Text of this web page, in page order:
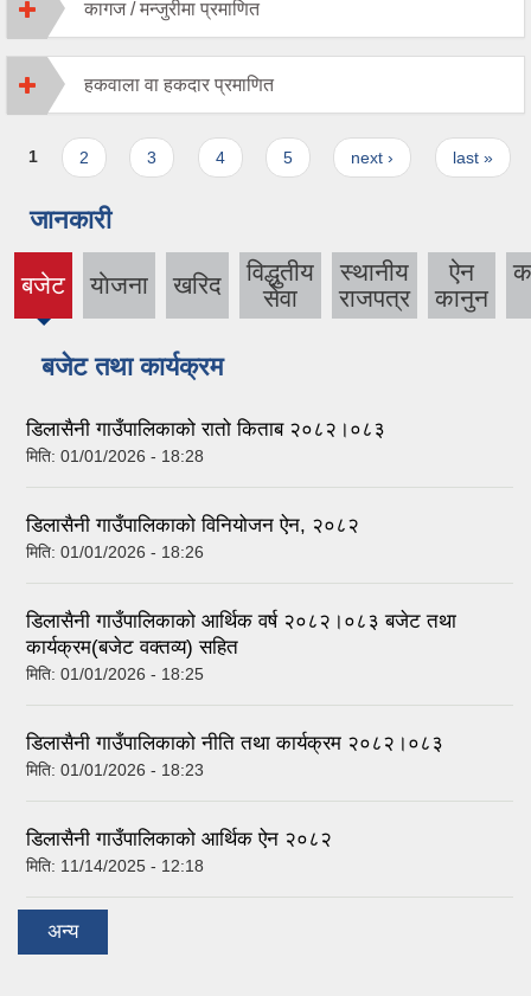
कागज / मन्जुरीमा प्रमाणित
हकवाला वा हकदार प्रमाणित
Pages
1 2 3 4 5 next › last »
जानकारी
बजेट
(active
tab)
याेजना खरिद
विद्धुतीय
सेवा
स्थानीय
राजपत्र
ऐन
कानुन
बजेट तथा कार्यक्रम
डिलासैनी गाउँपालिकाको रातो किताब २०८२।०८३
मिति: 01/01/2026 - 18:28
डिलासैनी गाउँपालिकाको विनियोजन ऐन, २०८२
मिति: 01/01/2026 - 18:26
डिलासैनी गाउँपालिकाको आर्थिक वर्ष २०८२।०८३ बजेट तथा
कार्यक्रम(बजेट वक्तव्य) सहित
मिति: 01/01/2026 - 18:25
डिलासैनी गाउँपालिकाको नीति तथा कार्यक्रम २०८२।०८३
मिति: 01/01/2026 - 18:23
डिलासैनी गाउँपालिकाको आर्थिक ऐन २०८२
मिति: 11/14/2025 - 12:18
अन्य